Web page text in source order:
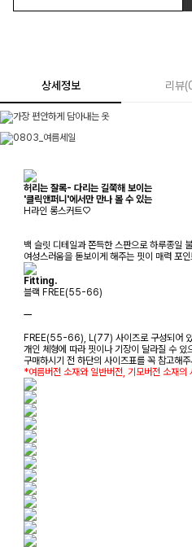
상세정보 리뷰(
허리는 잘록- 다리는 길쭉해 보이는
'클릭앤퍼니'에서만 만나 볼 수 있는
H라인 롱스커트♡
백 슬릿 디테일과 쫀득한 스판으로 하루종일
여성스러움을 돋보이게 해주는 핏이 매력 포
Fitting.
블랙 FREE(55-66)
ㅡ
FREE(55-66), L(77) 사이즈로 구성되어
개인 체형에 따라 핏이나 기장이 달라질 수 있
구매하시기 전 하단의 사이즈표를 꼭 참고해
*여름버전 소재와 일반버전, 기모버전 소재의